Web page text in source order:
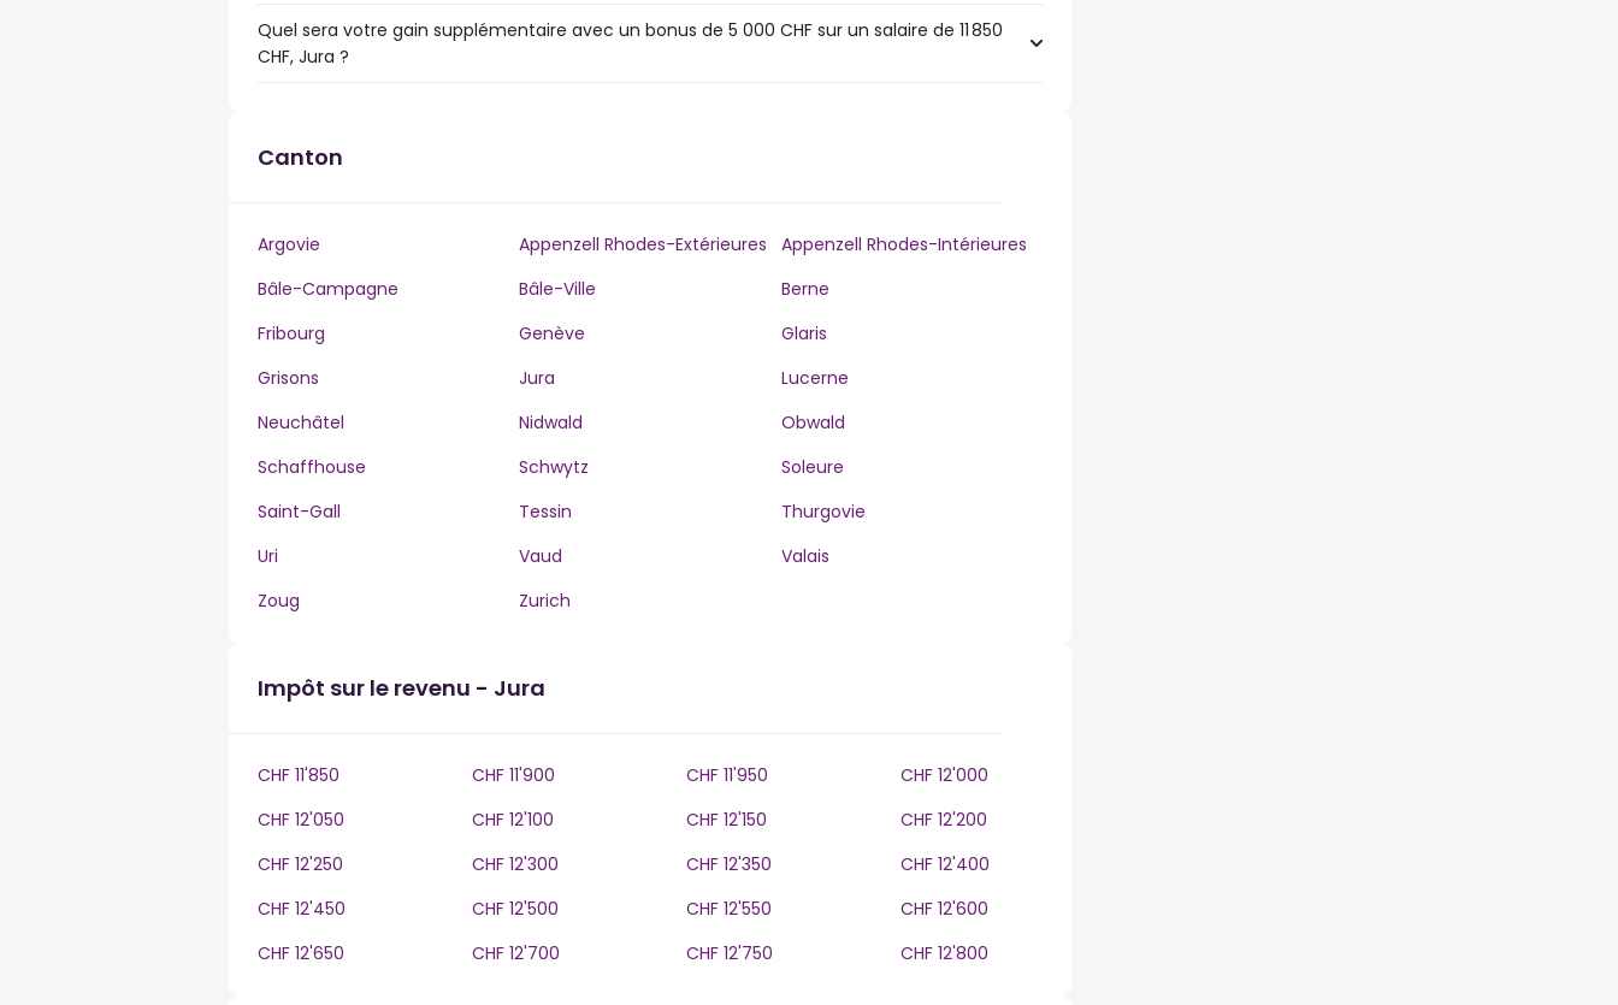
Quel sera votre gain supplémentaire avec un bonus de 5 000 CHF sur un salaire de 11 850
CHF, Jura ?
Canton
Argovie Appenzell Rhodes-Extérieures
Appenzell Rhodes-Intérieures
Bâle-Campagne
Bâle-Ville
Berne
Fribourg
Genève
Glaris
Grisons
Jura
Lucerne
Neuchâtel
Nidwald
Obwald
Schaffhouse
Schwytz
Soleure
Saint-Gall
Tessin
Thurgovie
Uri
Vaud
Valais
Zoug
Zurich
Impôt sur le revenu - Jura
CHF 11'850 CHF 11'900 CHF 11'950
CHF 12'000
CHF 12'050
CHF 12'100 CHF 12'150
CHF 12'200
CHF 12'250
CHF 12'300 CHF 12'350
CHF 12'400
CHF 12'450
CHF 12'500 CHF 12'550
CHF 12'600
CHF 12'650
CHF 12'700 CHF 12'750 CHF 12'800